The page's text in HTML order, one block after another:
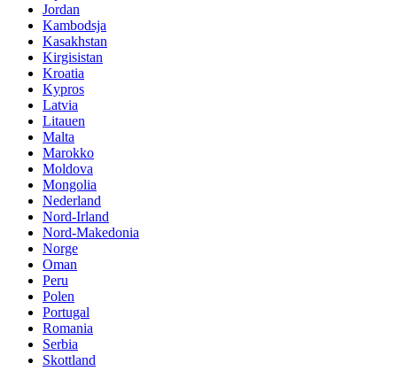
Jordan
Kambodsja
Kasakhstan
Kirgisistan
Kroatia
Kypros
Latvia
Litauen
Malta
Marokko
Moldova
Mongolia
Nederland
Nord-Irland
Nord-Makedonia
Norge
Oman
Peru
Polen
Portugal
Romania
Serbia
Skottland